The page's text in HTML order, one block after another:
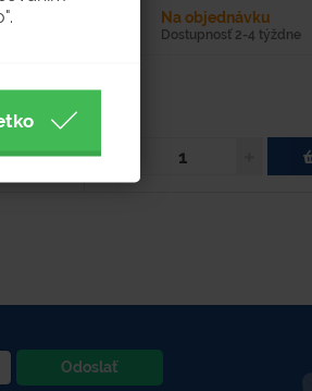
€
Na objednávku
Dostupnosť 2-4 týždne
Odoslať